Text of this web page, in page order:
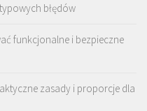
błędów
funkcjonalne i bezpieczne
zasady i proporcje dla